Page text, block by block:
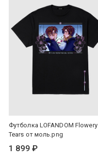
Футболка LOFANDOM Flowery
Tears от моль.png
1 899 ₽